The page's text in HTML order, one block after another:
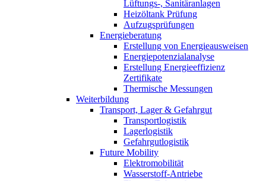
Lüftungs-, Sanitäranlagen
Heizöltank Prüfung
Aufzugsprüfungen
Energieberatung
Erstellung von Energieausweisen
Energiepotenzialanalyse
Erstellung Energieeffizienz
Zertifikate
Thermische Messungen
Weiterbildung
Transport, Lager & Gefahrgut
Transportlogistik
Lagerlogistik
Gefahrgutlogistik
Future Mobility
Elektromobilität
Wasserstoff-Antriebe